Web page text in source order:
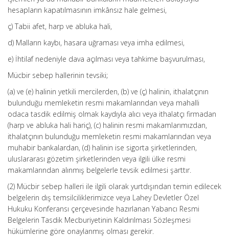
hesapların kapatılmasının imkânsız hale gelmesi,
ç) Tabii afet, harp ve abluka hali,
d) Malların kaybı, hasara uğraması veya imha edilmesi,
e) İhtilaf nedeniyle dava açılması veya tahkime başvurulması,
Mücbir sebep hallerinin tevsiki;
(a) ve (e) halinin yetkili mercilerden, (b) ve (ç) halinin, ithalatçının
bulunduğu memleketin resmi makamlarından veya mahalli
odaca tasdik edilmiş olmak kaydıyla alıcı veya ithalatçı firmadan
(harp ve abluka hali hariç), (c) halinin resmi makamlarımızdan,
ithalatçının bulunduğu memleketin resmi makamlarından veya
muhabir bankalardan, (d) halinin ise sigorta şirketlerinden,
uluslararası gözetim şirketlerinden veya ilgili ülke resmi
makamlarından alınmış belgelerle tevsik edilmesi şarttır.
(2) Mücbir sebep halleri ile ilgili olarak yurtdışından temin edilecek
belgelerin dış temsilciliklerimizce veya Lahey Devletler Özel
Hukuku Konferansı çerçevesinde hazırlanan Yabancı Resmi
Belgelerin Tasdik Mecburiyetinin Kaldırılması Sözleşmesi
hükümlerine göre onaylanmış olması gerekir.